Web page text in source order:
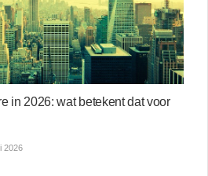
in 2026: wat betekent dat voor
2026